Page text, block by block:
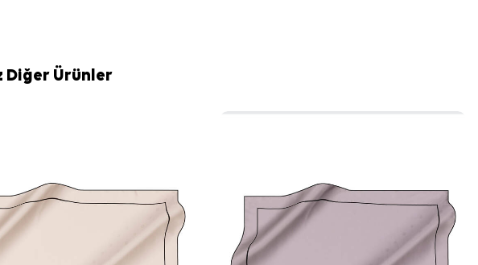
Yıkama ve bakım için ürün etiketindeki talimatları izleyiniz.
Deseninde hangi renkler öne çıkar?
Bu ipek eşarp hangi kombinlerle kullanılabilir?
Diğer Ürünler